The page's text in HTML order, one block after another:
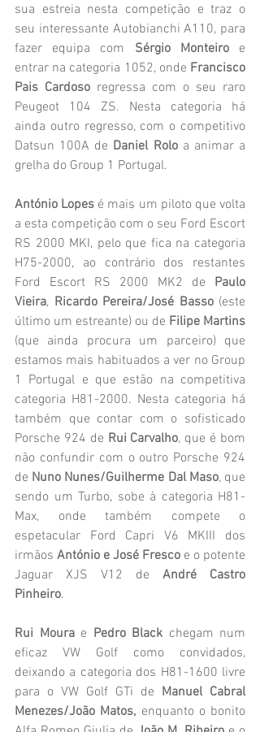
sua estreia nesta competição e traz o
seu interessante Autobianchi A110, para
fazer equipa com Sérgio Monteiro e
entrar na categoria 1052, onde Francisco
Pais Cardoso regressa com o seu raro
Peugeot 104 ZS. Nesta categoria há
ainda outro regresso, com o competitivo
Datsun 100A de Daniel Rolo a animar a
grelha do Group 1 Portugal.
António Lopes é mais um piloto que volta
a esta competição com o seu Ford Escort
RS 2000 MKI, pelo que fica na categoria
H75-2000, ao contrário dos restantes
Ford Escort RS 2000 MK2 de Paulo
Vieira, Ricardo Pereira/José Basso (este
último um estreante) ou de
(que ainda procura um parceiro) que
estamos mais habituados a ver no Group
1 Portugal e que estão na competitiva
categoria H81-2000. Nesta categoria há
também que contar com o sofisticado
Porsche 924 de Rui Carvalho, que é bom
não confundir com o outro Porsche 924
de Nuno Nunes/Guilherme Dal Maso, que
sendo um Turbo, sobe à categoria H81-
Max, onde também compete o
espetacular Ford Capri V6 MKIII dos
irmãos António e José Fresco e o potente
Jaguar XJS V12 de André Castro
Pinheiro.
Rui Moura e Pedro Black chegam num
eficaz VW Golf como convidados,
deixando a categoria dos H81-1600 livre
para o VW Golf GTi de Manuel Cabral
Menezes/João Matos, enquanto o bonito